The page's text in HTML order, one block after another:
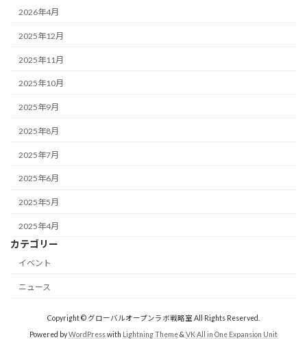
2026年4月
2025年12月
2025年11月
2025年10月
2025年9月
2025年8月
2025年7月
2025年6月
2025年5月
2025年4月
カテゴリー
イベント
ニュース
Copyright © グローバルオープンラボ戦略室 All Rights Reserved.
Powered byWordPresswith Lightning Theme& VK All in One Expansion Unit